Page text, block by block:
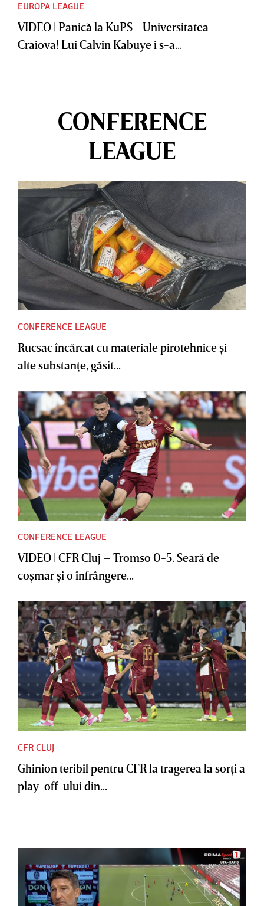
EUROPA LEAGUE
VIDEO | Panică la KuPS - Universitatea
Craiova! Lui Calvin Kabuye i s-a...
CONFERENCE
LEAGUE
CONFERENCE LEAGUE
Rucsac încărcat cu materiale pirotehnice şi
alte substanţe, găsit...
CONFERENCE LEAGUE
VIDEO | CFR Cluj – Tromso 0-5. Seară de
coşmar şi o înfrângere...
CFR CLUJ
Ghinion teribil pentru CFR la tragerea la sorţi a
play-off-ului din...